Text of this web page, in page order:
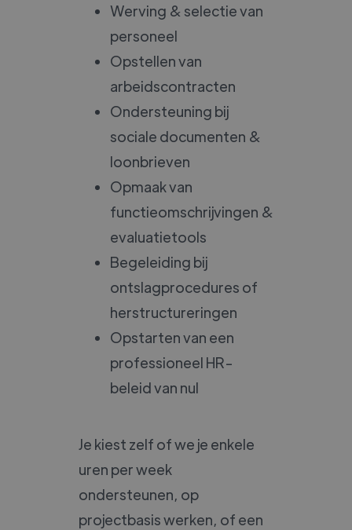
Werving & selectie van
personeel
Opstellen van
arbeidscontracten
Ondersteuning bij
sociale documenten &
loonbrieven
Opmaak van
functieomschrijvingen &
evaluatietools
Begeleiding bij
ontslagprocedures of
herstructureringen
Opstarten van een
professioneel HR-
beleid van nul
Je kiest zelf of we je enkele
uren per week
ondersteunen, op
projectbasis werken, of een